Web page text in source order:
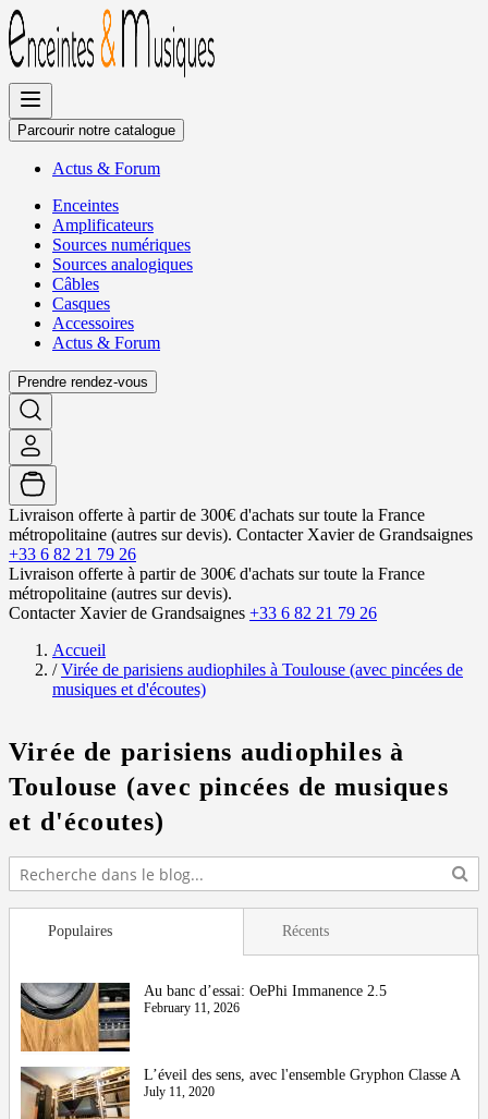
Allez
au
contenu
Parcourir notre catalogue
Actus & Forum
Enceintes
Amplificateurs
Sources numériques
Sources analogiques
Câbles
Casques
Accessoires
Actus & Forum
Prendre rendez-vous
Livraison offerte à partir de 300€ d'achats sur toute la France
métropolitaine (autres sur devis). Contacter Xavier de Grandsaignes
+33 6 82 21 79 26
Livraison offerte à partir de 300€ d'achats sur toute la France
métropolitaine (autres sur devis).
Contacter Xavier de Grandsaignes +33 6 82 21 79 26
Accueil
/ Virée de parisiens audiophiles à Toulouse (avec pincées de
musiques et d'écoutes)
Virée de parisiens audiophiles à
Toulouse (avec pincées de musiques
et d'écoutes)
Populaires
Au banc d’essai: OePhi Immanence 2.5
February 11, 2026
L’éveil des sens, avec l'ensemble Gryphon Classe A
July 11, 2020
Récents